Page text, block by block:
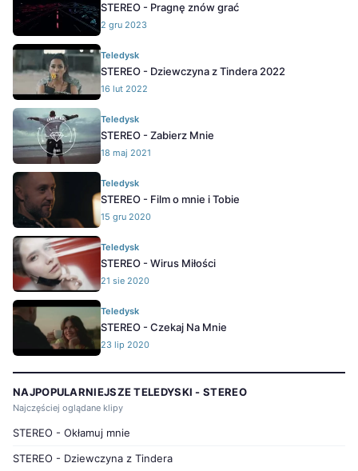
STEREO - Pragnę znów grać
2 gru 2023
Teledysk
STEREO - Dziewczyna z Tindera 2022
16 lut 2022
Teledysk
STEREO - Zabierz Mnie
18 maj 2021
Teledysk
STEREO - Film o mnie i Tobie
15 gru 2020
Teledysk
STEREO - Wirus Miłości
21 sie 2020
Teledysk
STEREO - Czekaj Na Mnie
23 lip 2020
NAJPOPULARNIEJSZE TELEDYSKI - STEREO
Najczęściej oglądane klipy
STEREO - Okłamuj mnie
STEREO - Dziewczyna z Tindera